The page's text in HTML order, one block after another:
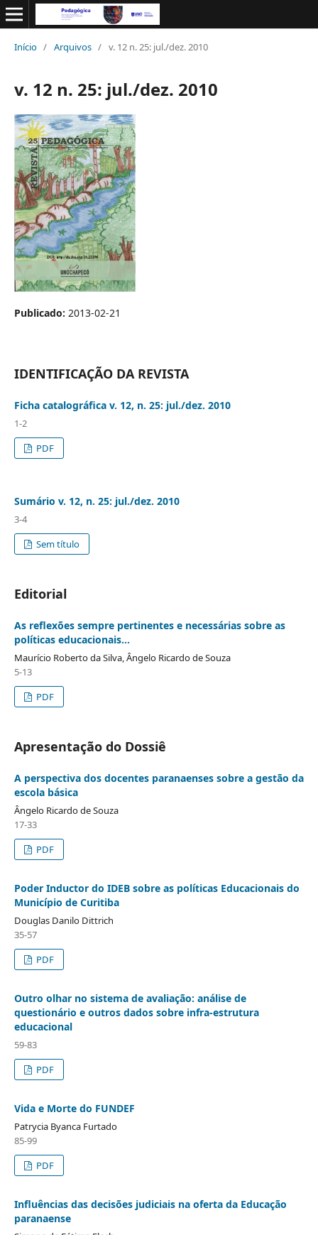
Início / Arquivos / v. 12 n. 25: jul./dez. 2010
v. 12 n. 25: jul./dez. 2010
Publicado: 2013-02-21
IDENTIFICAÇÃO DA REVISTA
Ficha catalográfica v. 12, n. 25: jul./dez. 2010
1-2
PDF
Sumário v. 12, n. 25: jul./dez. 2010
3-4
Sem título
Editorial
As reflexões sempre pertinentes e necessárias sobre as
políticas educacionais...
Maurício Roberto da Silva, Ângelo Ricardo de Souza
5-13
PDF
Apresentação do Dossiê
A perspectiva dos docentes paranaenses sobre a gestão da
escola básica
Ângelo Ricardo de Souza
17-33
PDF
Poder Inductor do IDEB sobre as políticas Educacionais do
Município de Curitiba
Douglas Danilo Dittrich
35-57
PDF
Outro olhar no sistema de avaliação: análise de
questionário e outros dados sobre infra-estrutura
educacional
59-83
PDF
Vida e Morte do FUNDEF
Patrycia Byanca Furtado
85-99
PDF
Influências das decisões judiciais na oferta da Educação
paranaense